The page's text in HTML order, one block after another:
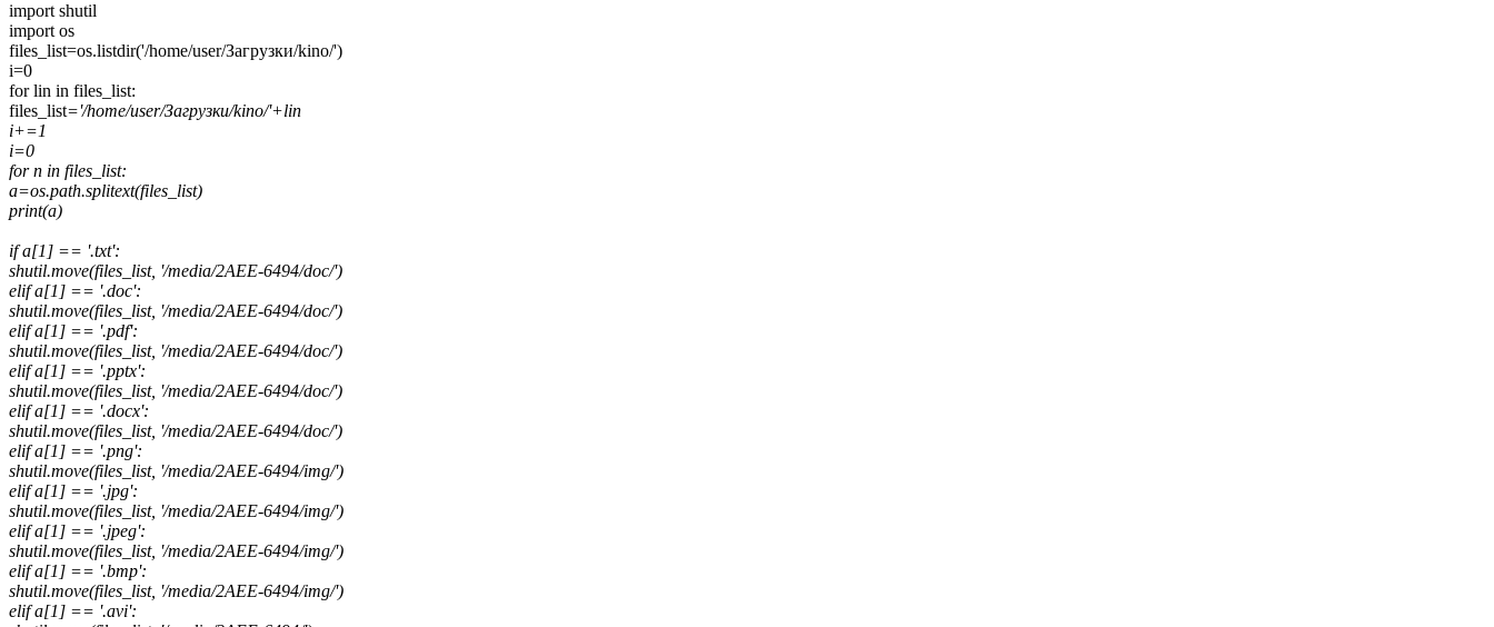
import shutil
import os
files_list=os.listdir('/home/user/Загрузки/kino/')
i=0
for lin in files_list:
files_list='/home/user/Загрузки/kino/'+lin
i+=1
i=0
for n in files_list:
a=os.path.splitext(files_list)
print(a)
if a[1] == '.txt':
shutil.move(files_list, '/media/2AEE-6494/doc/')
elif a[1] == '.doc':
shutil.move(files_list, '/media/2AEE-6494/doc/')
elif a[1] == '.pdf':
shutil.move(files_list, '/media/2AEE-6494/doc/')
elif a[1] == '.pptx':
shutil.move(files_list, '/media/2AEE-6494/doc/')
elif a[1] == '.docx':
shutil.move(files_list, '/media/2AEE-6494/doc/')
elif a[1] == '.png':
shutil.move(files_list, '/media/2AEE-6494/img/')
elif a[1] == '.jpg':
shutil.move(files_list, '/media/2AEE-6494/img/')
elif a[1] == '.jpeg':
shutil.move(files_list, '/media/2AEE-6494/img/')
elif a[1] == '.bmp':
shutil.move(files_list, '/media/2AEE-6494/img/')
elif a[1] == '.avi':